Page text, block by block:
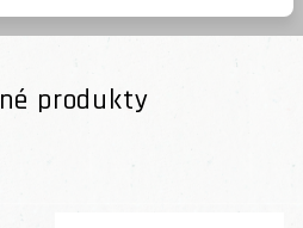
produkty